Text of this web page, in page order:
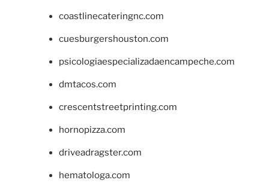
coastlinecateringnc.com
cuesburgershouston.com
psicologiaespecializadaencampeche.com
dmtacos.com
crescentstreetprinting.com
hornopizza.com
driveadragster.com
hematologa.com